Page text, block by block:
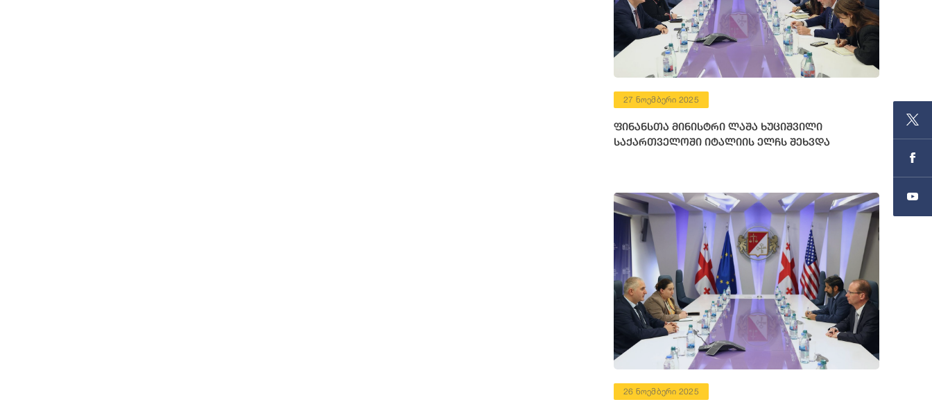
27 ნოემბერი 2025
ფინანსთა მინისტრი ლაშა ხუციშვილი
საქართველოში იტალიის ელჩს შეხვდა
26 ნოემბერი 2025